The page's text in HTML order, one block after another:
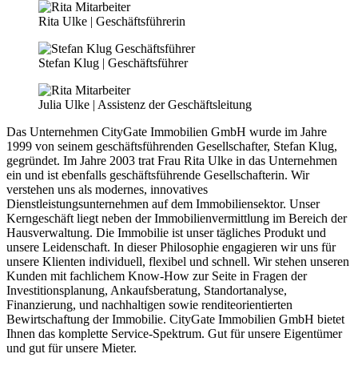
Rita Ulke | Geschäftsführerin
Stefan Klug | Geschäftsführer
Julia Ulke | Assistenz der Geschäftsleitung
Das Unternehmen CityGate Immobilien GmbH wurde im Jahre
1999 von seinem geschäftsführenden Gesellschafter, Stefan Klug,
gegründet. Im Jahre 2003 trat Frau Rita Ulke in das Unternehmen
ein und ist ebenfalls geschäftsführende Gesellschafterin. Wir
verstehen uns als modernes, innovatives
Dienstleistungsunternehmen auf dem Immobiliensektor. Unser
Kerngeschäft liegt neben der Immobilienvermittlung im Bereich der
Hausverwaltung. Die Immobilie ist unser tägliches Produkt und
unsere Leidenschaft. In dieser Philosophie engagieren wir uns für
unsere Klienten individuell, flexibel und schnell. Wir stehen unseren
Kunden mit fachlichem Know-How zur Seite in Fragen der
Investitionsplanung, Ankaufsberatung, Standortanalyse,
Finanzierung, und nachhaltigen sowie renditeorientierten
Bewirtschaftung der Immobilie. CityGate Immobilien GmbH bietet
Ihnen das komplette Service-Spektrum. Gut für unsere Eigentümer
und gut für unsere Mieter.